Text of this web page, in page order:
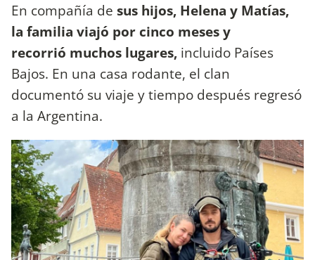
En compañía de sus hijos, Helena y Matías,
la familia viajó por cinco meses y
recorrió muchos lugares, incluido Países
Bajos. En una casa rodante, el clan
documentó su viaje y tiempo después regresó
a la Argentina.